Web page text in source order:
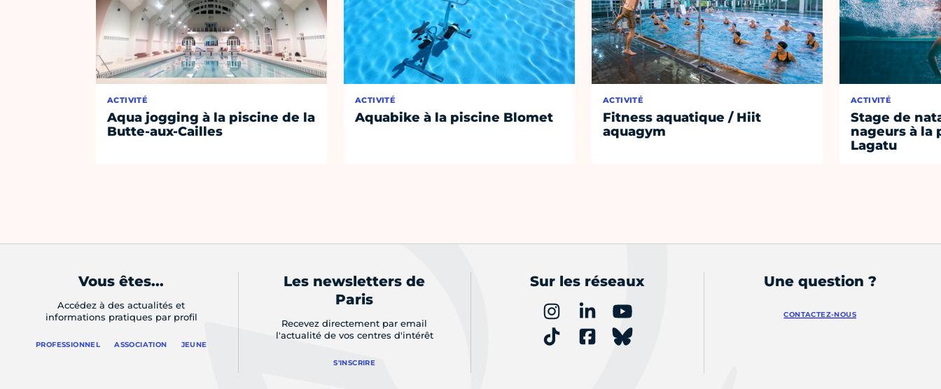
ACTIVITÉ
Aqua jogging à la piscine de la
Butte-aux-Cailles
ACTIVITÉ
Aquabike à la piscine Blomet
ACTIVITÉ
Fitness aquatique / Hiit
aquagym
ACTIVITÉ
Stage de
nageurs à la
Lagatu
Vous êtes...
Accédez à des actualités et
informations pratiques par profil
PROFESSIONNEL ASSOCIATION JEUNE
Les newsletters de
Paris
Recevez directement par email
l'actualité de vos centres d'intérêt
S'INSCRIRE
Sur les réseaux Une question ?
CONTACTEZ-NOUS